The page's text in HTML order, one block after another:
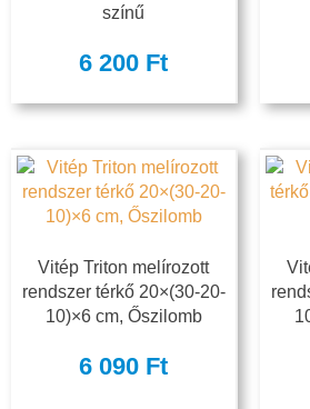
színű
6 200 Ft
Vitép Triton melírozott
rendszer térkő 20×(30-20-
10)×6 cm, Őszilomb
6 090 Ft